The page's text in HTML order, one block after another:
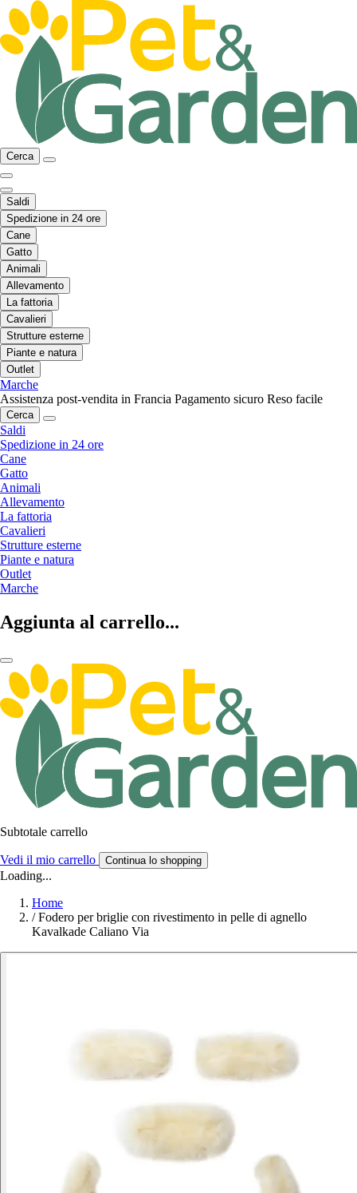
Cerca
Saldi
Spedizione in 24 ore
Cane
Gatto
Animali
Allevamento
La fattoria
Cavalieri
Strutture esterne
Piante e natura
Outlet
Marche
Assistenza post-vendita in Francia Pagamento sicuro Reso facile
Cerca
Saldi
Spedizione in 24 ore
Cane
Gatto
Animali
Allevamento
La fattoria
Cavalieri
Strutture esterne
Piante e natura
Outlet
Marche
Aggiunta al carrello...
Subtotale carrello
Vedi il mio carrello Continua lo shopping
Loading...
Home
/ Fodero per briglie con rivestimento in pelle di agnello
Kavalkade Caliano Via